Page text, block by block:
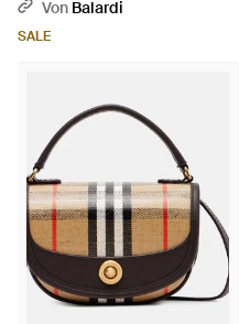
Von Balardi
SALE